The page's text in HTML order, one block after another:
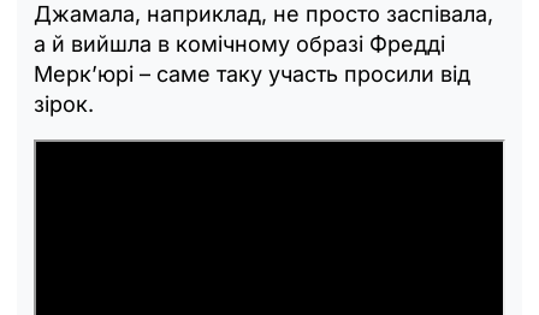
Джамала, наприклад, не просто заспівала,
а й вийшла в комічному образі Фредді
Мерк’юрі – саме таку участь просили від
зірок.